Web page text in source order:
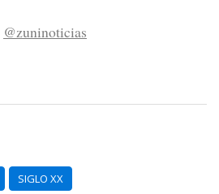
@zuninoticias
SIGLO XX